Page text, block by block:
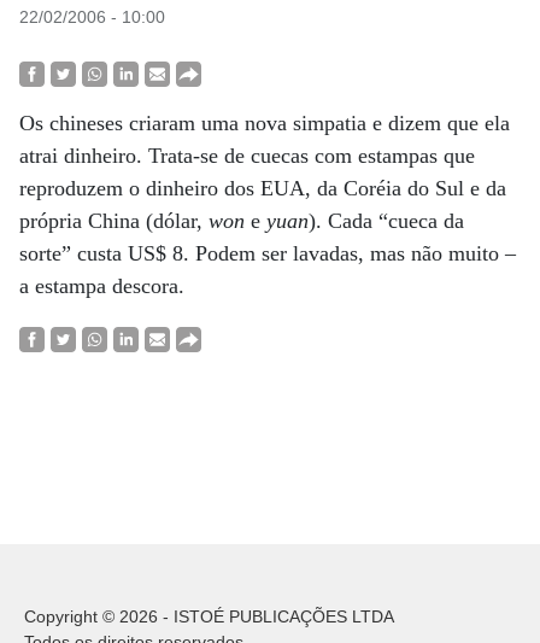
22/02/2006 - 10:00
Os chineses criaram uma nova simpatia e dizem que ela
atrai dinheiro. Trata-se de cuecas com estampas que
reproduzem o dinheiro dos EUA, da Coréia do Sul e da
própria China (dólar, won e yuan). Cada “cueca da
sorte” custa US$ 8. Podem ser lavadas, mas não muito –
a estampa descora.
Copyright © 2026 - ISTOÉ PUBLICAÇÕES LTDA